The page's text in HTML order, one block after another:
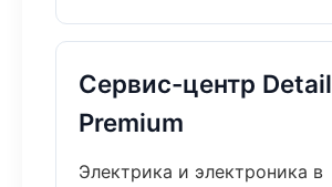
Сервис-центр Detail
Premium
Электрика и электроника в